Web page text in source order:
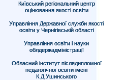
Київський регіональний центр
оцінювання якості освіти
Управління Державної служби якості
освіти у Чернігівській області
Управління освіти і науки
облдержадміністрації
Обласний інститут післядипломної
педагогічної освіти імені
К.Д.Ушинського